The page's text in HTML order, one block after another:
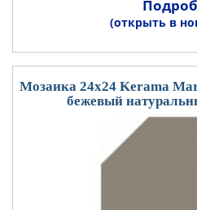
(открыть в
Мозаика 24x24 Kerama
бежевый